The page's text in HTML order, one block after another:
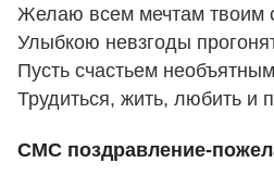
Желаю всем мечтам твоим
Улыбкою невзгоды
Пусть счастьем
Трудиться, жить, любить и
СМС поздравление-